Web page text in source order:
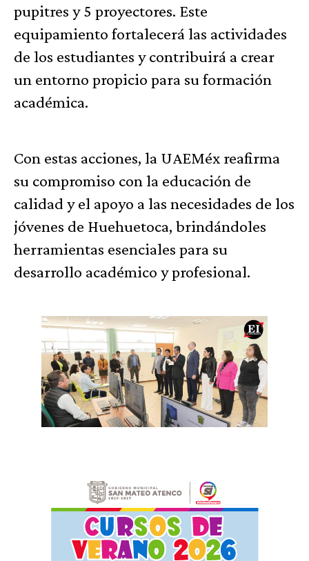
pupitres y 5 proyectores. Este
equipamiento fortalecerá las actividades
de los estudiantes y contribuirá a crear
un entorno propicio para su formación
académica.
Con estas acciones, la UAEMéx reafirma
su compromiso con la educación de
calidad y el apoyo a las necesidades de los
jóvenes de Huehuetoca, brindándoles
herramientas esenciales para su
desarrollo académico y profesional.